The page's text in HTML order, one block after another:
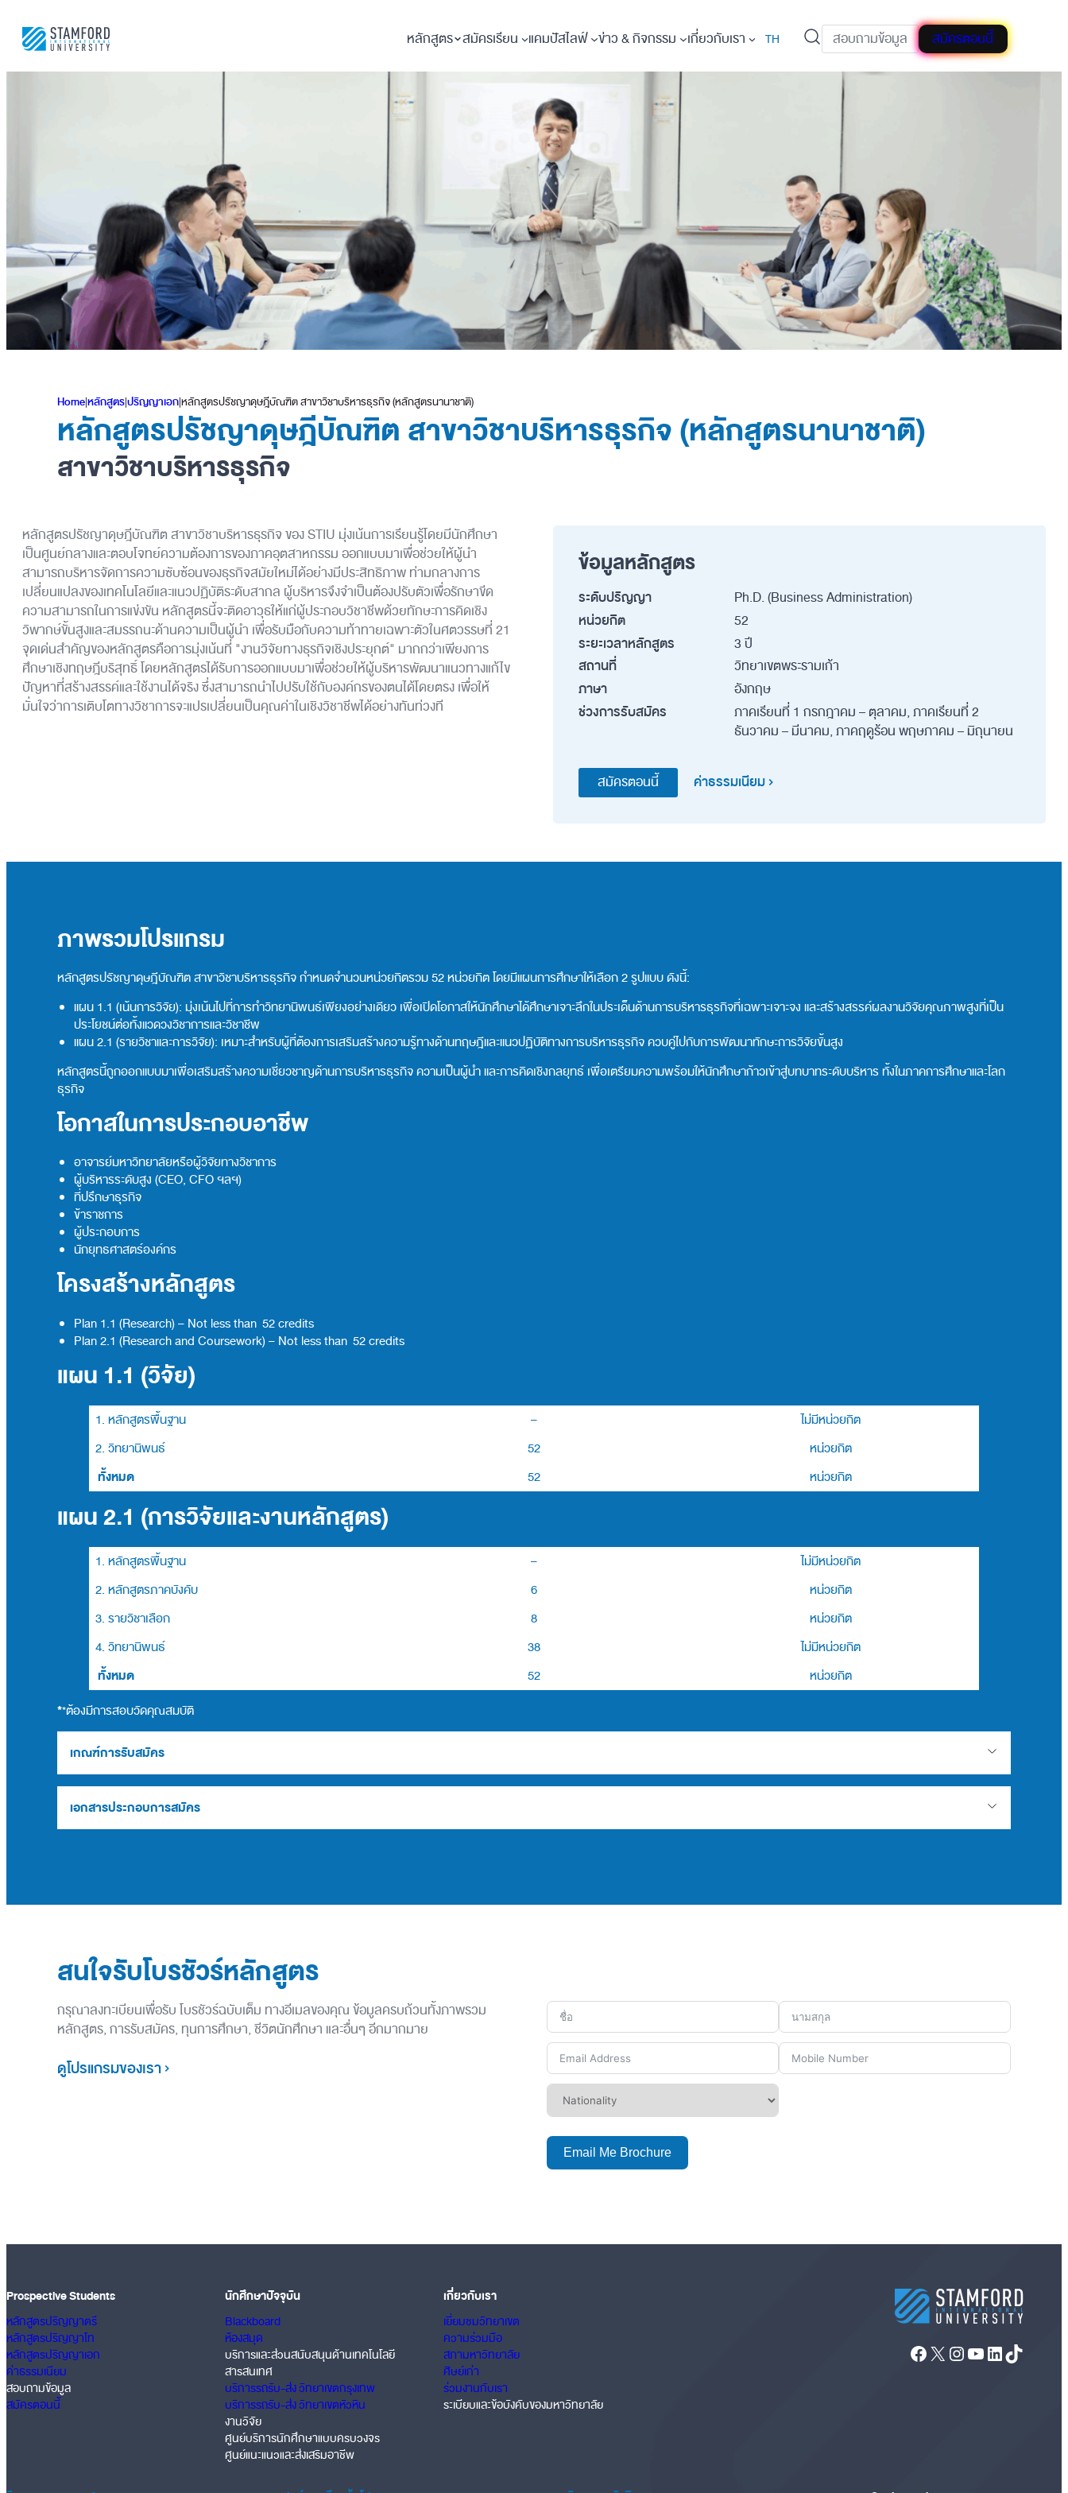
หลักสูตร สมัครเรียน แคมปัสไลฟ์ ข่าว & กิจกรรม เกี่ยวกับเรา TH สอบถามข้อมูล สมัครตอนนี้
Home|หลักสูตร|ปริญญาเอก|หลักสูตรปรัชญาดุษฎีบัณฑิต สาขาวิชาบริหารธุรกิจ (หลักสูตรนานาชาติ)
หลักสูตรปรัชญาดุษฎีบัณฑิต สาขาวิชาบริหารธุรกิจ (หลักสูตรนานาชาติ)
สาขาวิชาบริหารธุรกิจ
หลักสูตรปรัชญาดุษฎีบัณฑิต สาขาวิชาบริหารธุรกิจ ของ STIU มุ่งเน้นการเรียนรู้โดยมีนักศึกษา
เป็นศูนย์กลางและตอบโจทย์ความต้องการของภาคอุตสาหกรรม ออกแบบมาเพื่อช่วยให้ผู้นำ
สามารถบริหารจัดการความซับซ้อนของธุรกิจสมัยใหม่ได้อย่างมีประสิทธิภาพ ท่ามกลางการ
เปลี่ยนแปลงของเทคโนโลยีและแนวปฏิบัติระดับสากล ผู้บริหารจึงจำเป็นต้องปรับตัวเพื่อรักษาขีด
ความสามารถในการแข่งขัน หลักสูตรนี้จะติดอาวุธให้แก่ผู้ประกอบวิชาชีพด้วยทักษะการคิดเชิง
วิพากษ์ขั้นสูงและสมรรถนะด้านความเป็นผู้นำ เพื่อรับมือกับความท้าทายเฉพาะตัวในศตวรรษที่ 21
จุดเด่นสำคัญของหลักสูตรคือการมุ่งเน้นที่ "งานวิจัยทางธุรกิจเชิงประยุกต์" มากกว่าเพียงการ
ศึกษาเชิงทฤษฎีบริสุทธิ์ โดยหลักสูตรได้รับการออกแบบมาเพื่อช่วยให้ผู้บริหารพัฒนาแนวทางแก้ไข
ปัญหาที่สร้างสรรค์และใช้งานได้จริง ซึ่งสามารถนำไปปรับใช้กับองค์กรของตนได้โดยตรง เพื่อให้
มั่นใจว่าการเติบโตทางวิชาการจะแปรเปลี่ยนเป็นคุณค่าในเชิงวิชาชีพได้อย่างทันท่วงที
ข้อมูลหลักสูตร
ระดับปริญญา Ph.D. (Business Administration)
หน่วยกิต 52
ระยะเวลาหลักสูตร 3 ปี
สถานที่ วิทยาเขตพระรามเก้า
ภาษา อังกฤษ
ช่วงการรับสมัคร
ภาคเรียนที่ 1 กรกฎาคม – ตุลาคม, ภาคเรียนที่ 2
ธันวาคม – มีนาคม, ภาคฤดูร้อน พฤษภาคม – มิถุนายน
สมัครตอนนี้ ค่าธรรมเนียม
ภาพรวมโปรแกรม
หลักสูตรปรัชญาดุษฎีบัณฑิต สาขาวิชาบริหารธุรกิจ กำหนดจำนวนหน่วยกิตรวม 52 หน่วยกิต โดยมีแผนการศึกษาให้เลือก 2 รูปแบบ ดังนี้:
แผน 1.1 (เน้นการวิจัย): มุ่งเน้นไปที่การทำวิทยานิพนธ์เพียงอย่างเดียว เพื่อเปิดโอกาสให้นักศึกษาได้ศึกษาเจาะลึกในประเด็นด้านการบริหารธุรกิจที่เฉพาะเจาะจง และสร้างสรรค์ผลงานวิจัยคุณภาพสูงที่เป็น
ประโยชน์ต่อทั้งแวดวงวิชาการและวิชาชีพ
แผน 2.1 (รายวิชาและการวิจัย): เหมาะสำหรับผู้ที่ต้องการเสริมสร้างความรู้ทางด้านทฤษฎีและแนวปฏิบัติทางการบริหารธุรกิจ ควบคู่ไปกับการพัฒนาทักษะการวิจัยขั้นสูง
หลักสูตรนี้ถูกออกแบบมาเพื่อเสริมสร้างความเชี่ยวชาญด้านการบริหารธุรกิจ ความเป็นผู้นำ และการคิดเชิงกลยุทธ์ เพื่อเตรียมความพร้อมให้นักศึกษาก้าวเข้าสู่บทบาทระดับบริหาร ทั้งในภาคการศึกษาและโลก
ธุรกิจ
โอกาสในการประกอบอาชีพ
อาจารย์มหาวิทยาลัยหรือผู้วิจัยทางวิชาการ
ผู้บริหารระดับสูง (CEO, CFO ฯลฯ)
ที่ปรึกษาธุรกิจ
ข้าราชการ
ผู้ประกอบการ
นักยุทธศาสตร์องค์กร
โครงสร้างหลักสูตร
Plan 1.1 (Research) – Not less than 52 credits
Plan 2.1 (Research and Coursework) – Not less than 52 credits
แผน 1.1 (วิจัย)
1. หลักสูตรพื้นฐาน –
ไม่มีหน่วยกิต
2. วิทยานิพนธ์
52 หน่วยกิต
ทั้งหมด 52 หน่วยกิต
แผน 2.1 (การวิจัยและงานหลักสูตร)
1. หลักสูตรพื้นฐาน –
ไม่มีหน่วยกิต
2. หลักสูตรภาคบังคับ
6
หน่วยกิต
3. รายวิชาเลือก
8
หน่วยกิต
4. วิทยานิพนธ์
38 ไม่มีหน่วยกิต
ทั้งหมด 52 หน่วยกิต
**ต้องมีการสอบวัดคุณสมบัติ
เกณฑ์การรับสมัคร
เอกสารประกอบการสมัคร
สนใจรับโบรชัวร์หลักสูตร
กรุณาลงทะเบียนเพื่อรับ โบรชัวร์ฉบับเต็ม ทางอีเมลของคุณ ข้อมูลครบถ้วนทั้งภาพรวม
หลักสูตร, การรับสมัคร, ทุนการศึกษา, ชีวิตนักศึกษา และอื่นๆ อีกมากมาย
ดูโปรแกรมของเรา
Email Me Brochure
Prospective Students
หลักสูตรปริญญาตรี
หลักสูตรปริญญาโท
หลักสูตรปริญญาเอก
ค่าธรรมเนียม
สอบถามข้อมูล
สมัครตอนนี้
นักศึกษาปัจจุบัน
Blackboard
ห้องสมุด
บริการและส่วนสนับสนุนด้านเทคโนโลยี
สารสนเทศ
บริการรถรับ-ส่ง วิทยาเขตกรุงเทพ
บริการรถรับ-ส่ง วิทยาเขตหัวหิน
งานวิจัย
ศูนย์บริการนักศึกษาแบบครบวงจร
ศูนย์แนะแนวและส่งเสริมอาชีพ
เกี่ยวกับเรา
เยี่ยมชมวิทยาเขต
ความร่วมมือ
สภามหาวิทยาลัย
ศิษย์เก่า
ร่วมงานกับเรา
ระเบียบและข้อบังคับของมหาวิทยาลัย
Facebook
X Instagram
YouTube
LinkedIn
TikTok